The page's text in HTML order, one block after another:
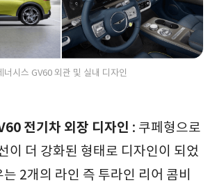
너시스 GV60 외관 및 실내 디자인
전기차 외장 디자인 : 쿠페형으로
이 더 강화된 형태로 디자인이 되었
2개의 라인 즉 투라인 리어 콤비